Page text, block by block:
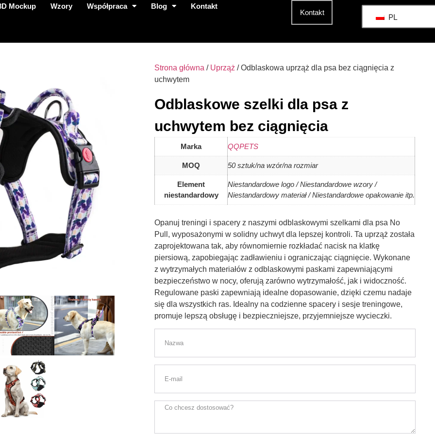
Mockup Wzory Współpraca Blog Kontakt
Kontakt PL
Strona główna / Uprząż / Odblaskowa uprząż dla psa bez ciągnięcia z
uchwytem
Odblaskowe szelki dla psa z
uchwytem bez ciągnięcia
Marka QQPETS
MOQ 50 sztuk/na wzór/na rozmiar
Element
niestandardowy
Niestandardowe logo / Niestandardowe wzory /
Niestandardowy materiał / Niestandardowe opakowanie itp.
Opanuj treningi i spacery z naszymi odblaskowymi szelkami dla psa No
Pull, wyposażonymi w solidny uchwyt dla lepszej kontroli. Ta uprząż została
zaprojektowana tak, aby równomiernie rozkładać nacisk na klatkę
piersiową, zapobiegając zadławieniu i ograniczając ciągnięcie. Wykonane
z wytrzymałych materiałów z odblaskowymi paskami zapewniającymi
bezpieczeństwo w nocy, oferują zarówno wytrzymałość, jak i widoczność.
Regulowane paski zapewniają idealne dopasowanie, dzięki czemu nadaje
się dla wszystkich ras. Idealny na codzienne spacery i sesje treningowe,
promuje lepszą obsługę i bezpieczniejsze, przyjemniejsze wycieczki.